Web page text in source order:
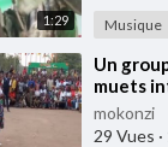
1:29 Musique
⁣Un
muets
chanson
2025
mokonzi
29 Vues ·